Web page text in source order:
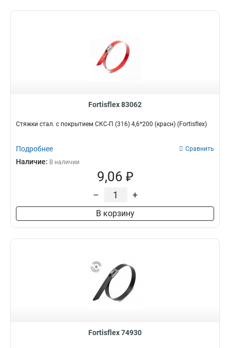
Fortisflex 83062
Стяжки стал. с покрытием СКС-П (316) 4,6*200 (красн) (Fortisflex)
Подробнее Сравнить
Наличие: В наличии
9,06 ₽
– +
В корзину
Fortisflex 74930